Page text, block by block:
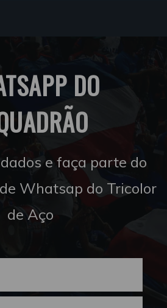
DO
e faça parte do
Whatsap do Tricolor
de Aço